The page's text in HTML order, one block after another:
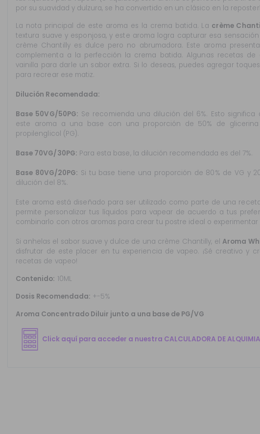
por su suavidad y dulzura, se ha convertido en un clásico en la
La nota principal de este aroma es la crema batida. La crème
textura suave y esponjosa, y este aroma logra capturar esa
crème Chantilly es dulce pero no abrumadora. Este aroma
complementa a la perfección la crema batida. Algunas recetas de
vainilla para darle un sabor extra. Si lo deseas, puedes agregar
para recrear ese matiz.
Dilución Recomendada:
Base 50VG/50PG: Se recomienda una dilución del 6%. Esto
este aroma a una base con una proporción de 50% de
propilenglicol (PG).
Base 70VG/30PG: Para esta base, la dilución recomendada es del 7%.
Base 80VG/20PG: Si tu base tiene una proporción de 80% de VG y
dilución del 8%.
Este aroma está diseñado para ser utilizado como parte de una
permite personalizar tus líquidos para vapear de acuerdo a tus
combinarlo con otros aromas para crear tu postre ideal o
Si anhelas el sabor suave y dulce de una crème Chantilly, elAroma
disfrutar de este placer en tu experiencia de vapeo. ¡Sé creativo y
recetas de vapeo!
Contenido: 10ML
Dosis Recomendada: +-5%
Aroma Concentrado Diluir junto a una base de PG/VG
Click aquí para acceder a nuestra CALCULADORA DE ALQUIMIA